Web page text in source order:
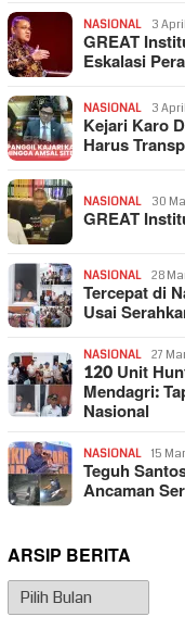
NASIONAL 3
GREAT
Eskalasi
NASIONAL 3
Kejari Karo
Harus
NASIONAL 30
GREAT
NASIONAL 28
Tercepat di
Usai
NASIONAL 27
120 Unit
Mendagri:
Nasional
NASIONAL 15
Teguh
Ancaman
ARSIP BERITA
Arsip
Berita